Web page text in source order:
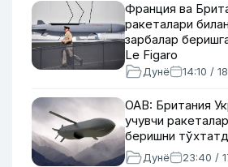
Франция ва
ракеталари
зарбалар
Le Figaro
Дунё 14:10 /
ОАВ: Британия
учувчи
беришни
Дунё 23:40 /